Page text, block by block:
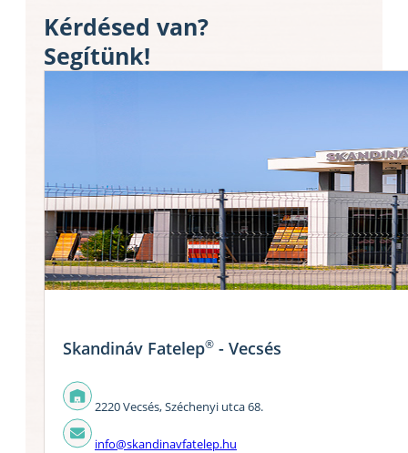
Kérdésed van?
Segítünk!
Skandináv Fatelep® - Vecsés
2220 Vecsés, Széchenyi utca 68.
info@skandinavfatelep.hu